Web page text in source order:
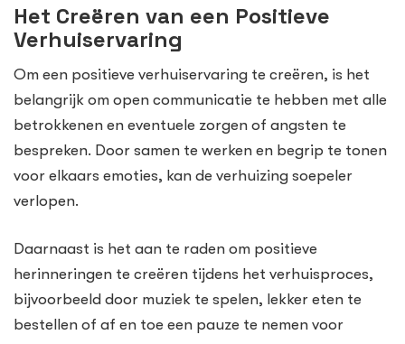
Het Creëren van een Positieve
Verhuiservaring
Om een positieve verhuiservaring te creëren, is het
belangrijk om open communicatie te hebben met alle
betrokkenen en eventuele zorgen of angsten te
bespreken. Door samen te werken en begrip te tonen
voor elkaars emoties, kan de verhuizing soepeler
verlopen.
Daarnaast is het aan te raden om positieve
herinneringen te creëren tijdens het verhuisproces,
bijvoorbeeld door muziek te spelen, lekker eten te
bestellen of af en toe een pauze te nemen voor